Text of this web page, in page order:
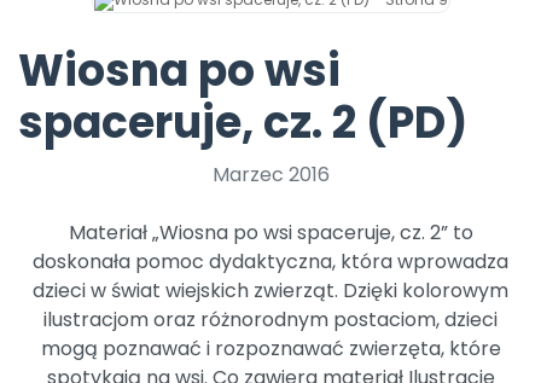
Archiwalne numery
Pomoc
Wiosna po wsi
spaceruje, cz. 2 (PD)
Marzec 2016
Materiał „Wiosna po wsi spaceruje, cz. 2” to
doskonała pomoc dydaktyczna, która wprowadza
dzieci w świat wiejskich zwierząt. Dzięki kolorowym
ilustracjom oraz różnorodnym postaciom, dzieci
mogą poznawać i rozpoznawać zwierzęta, które